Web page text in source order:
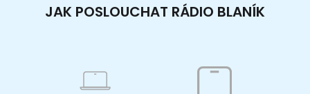
JAK POSLOUCHAT RÁDIO BLANÍK